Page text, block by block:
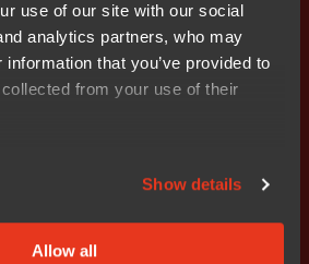
use of our site with our social
analytics partners, who may
that you’ve provided to
from your use of their
Show details
Allow all
되도록 보장하여 개발자가 RISC-V
을 최대한 활용할 수 있도록 합니